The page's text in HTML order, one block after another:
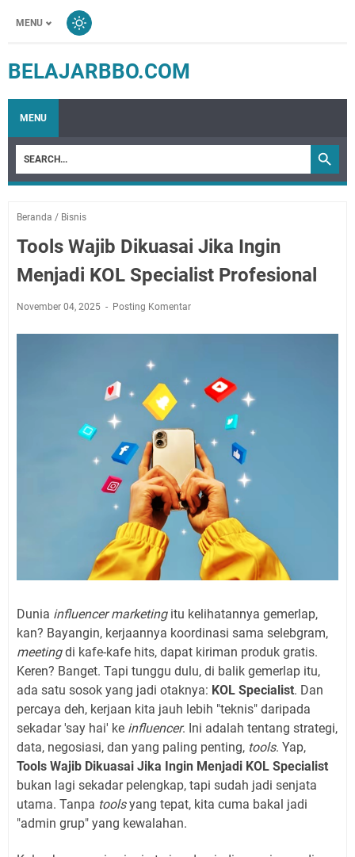
MENU
BELAJARBBO.COM
MENU
Beranda / Bisnis
Tools Wajib Dikuasai Jika Ingin
Menjadi KOL Specialist Profesional
November 04, 2025 Posting Komentar
Dunia influencer marketingitu kelihatannya gemerlap,
kan? Bayangin, kerjaannya koordinasi sama selebgram,
meetingdi kafe-kafe hits, dapat kiriman produk gratis.
Keren? Banget. Tapi tunggu dulu, di balik gemerlap itu,
ada satu sosok yang jadi otaknya: KOL Specialist. Dan
percaya deh, kerjaan kita jauh lebih "teknis" daripada
sekadar 'say hai' ke influencer. Ini adalah tentang strategi,
data, negosiasi, dan yang paling penting, tools. Yap,
Tools Wajib Dikuasai Jika Ingin Menjadi KOL Specialist
bukan lagi sekadar pelengkap, tapi sudah jadi senjata
utama. Tanpa toolsyang tepat, kita cuma bakal jadi
"admin grup" yang kewalahan.